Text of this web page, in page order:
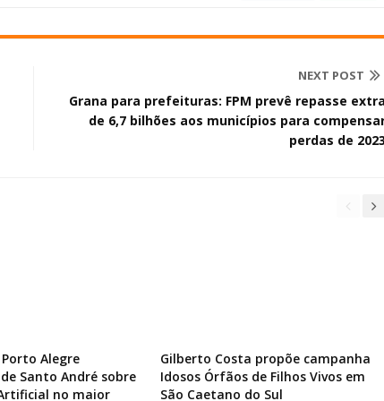
NEXT POST
Grana para prefeituras: FPM prevê repasse extra
de 6,7 bilhões aos municípios para
perdas de 2023
Alegre
Santo André sobre
no maior
Gilberto Costa propõe campanha
Idosos Órfãos de Filhos Vivos em
São Caetano do Sul